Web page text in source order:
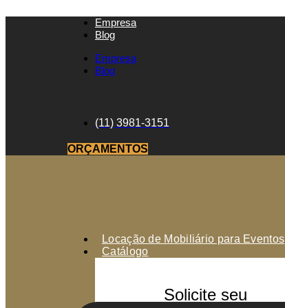
Empresa
Blog
Empresa
Blog
(11) 3981-3151
ORÇAMENTOS
Locação de Mobiliário para Eventos
Catálogo
Solicite seu